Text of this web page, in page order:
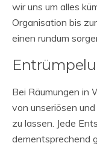
wir uns um alles
Organisation bis
einen rundum
Bei Räumungen in
von unseriösen
zu lassen. Jede
dementsprechend